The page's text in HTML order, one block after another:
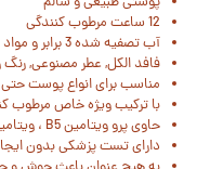
12 ساعت مرطوب کنندگی
آب تصفیه شده 3 برابر و مواد حاوی (گلیسیرین و بیزابولول)
فافد الکل, عطر مصنوعی,
مناسب برای انواع پوست
با ترکیب ویژه خاص
حاوی پرو ویتامین B5 ، ویتامین E ، ویتامین F ، گلیسیرین ، آلانتوئین و بیزابولول
دارای تست پزشکی بدون